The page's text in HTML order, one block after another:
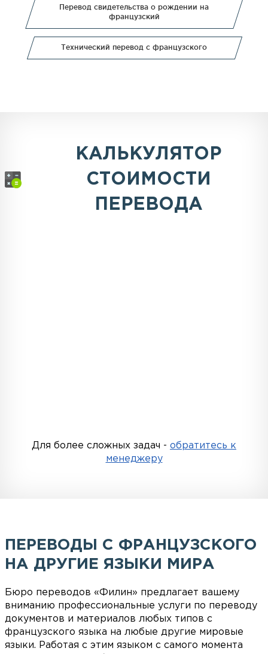
Перевод свидетельства о рождении на
французский
Технический перевод с французского
КАЛЬКУЛЯТОР
СТОИМОСТИ
ПЕРЕВОДА
Для более сложных задач - обратитесь к
менеджеру
ПЕРЕВОДЫ С ФРАНЦУЗСКОГО
НА ДРУГИЕ ЯЗЫКИ МИРА
Бюро переводов «Филин» предлагает вашему
вниманию профессиональные услуги по переводу
документов и материалов любых типов с
французского языка на любые другие мировые
языки. Работая с этим языком с самого момента